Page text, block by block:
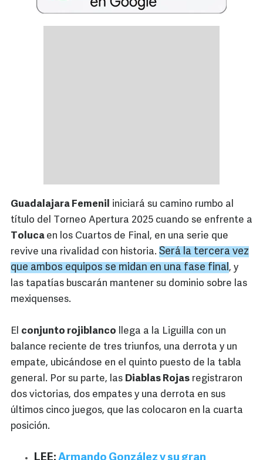
Guadalajara Femenil iniciará su camino rumbo al
título del Torneo Apertura 2025 cuando se enfrente a
Toluca en los Cuartos de Final, en una serie que
revive una rivalidad con historia. Será la tercera vez
que ambos equipos se midan en una fase final, y
las tapatías buscarán mantener su dominio sobre las
mexiquenses.
El conjunto rojiblanco llega a la Liguilla con un
balance reciente de tres triunfos, una derrota y un
empate, ubicándose en el quinto puesto de la tabla
general. Por su parte, las Diablas Rojas registraron
dos victorias, dos empates y una derrota en sus
últimos cinco juegos, que las colocaron en la cuarta
posición.